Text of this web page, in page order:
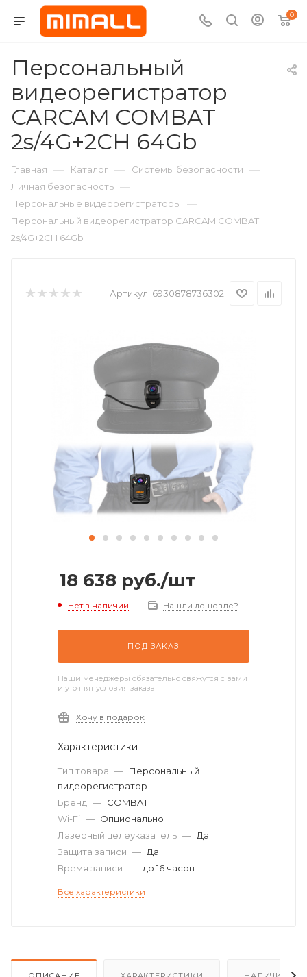
0
Персональный
видеорегистратор
CARCAM COMBAT
2s/4G+2CH 64Gb
Главная — Каталог — Системы безопасности —
Личная безопасность —
Персональные видеорегистраторы —
Персональный видеорегистратор CARCAM COMBAT
2s/4G+2CH 64Gb
Артикул: 6930878736302
18 638 руб./шт
Нет в наличии Нашли дешевле?
ПОД ЗАКАЗ
Наши менеджеры обязательно свяжутся с вами
и уточнят условия заказа
Хочу в подарок
Характеристики
Тип товара — Персональный
видеорегистратор
Бренд — COMBAT
Wi-Fi — Опционально
Лазерный целеуказатель — Да
Защита записи — Да
Время записи — до 16 часов
Все характеристики